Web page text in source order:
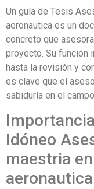
Un guía de Tesis
aeronautica es un
concreto que
proyecto. Su función
hasta la revisión y
es clave que el
sabiduría en el
Idóneo
maestria
aeronautica